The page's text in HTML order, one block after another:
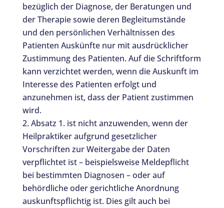
bezüglich der Diagnose, der Beratungen und
der Therapie sowie deren Begleitumstände
und den persönlichen Verhältnissen des
Patienten Auskünfte nur mit ausdrücklicher
Zustimmung des Patienten. Auf die Schriftform
kann verzichtet werden, wenn die Auskunft im
Interesse des Patienten erfolgt und
anzunehmen ist, dass der Patient zustimmen
wird.
Absatz 1. ist nicht anzuwenden, wenn der
Heilpraktiker aufgrund gesetzlicher
Vorschriften zur Weitergabe der Daten
verpflichtet ist – beispielsweise Meldepflicht
bei bestimmten Diagnosen – oder auf
behördliche oder gerichtliche Anordnung
auskunftspflichtig ist. Dies gilt auch bei